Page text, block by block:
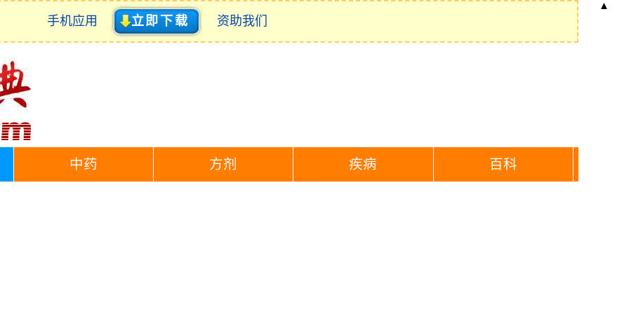
手机应用 立即下载 资助我们
中药 方剂 疾病 百科
▲